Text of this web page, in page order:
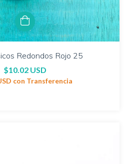
Redondos Rojo 25
$10.02 USD
con Transferencia